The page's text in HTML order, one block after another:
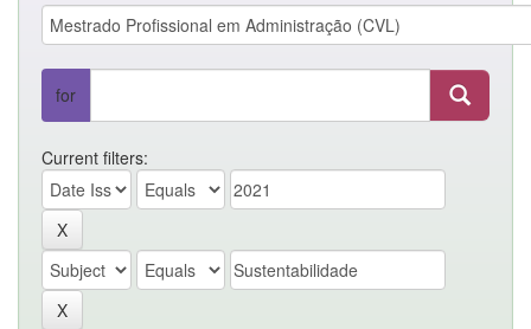
for
Current filters: